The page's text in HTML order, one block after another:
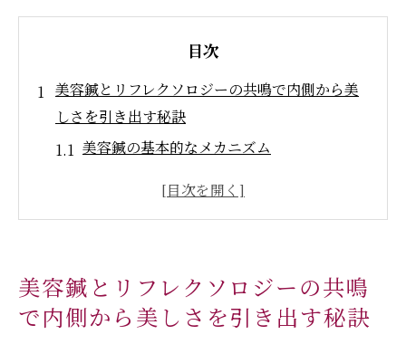
目次
美容鍼とリフレクソロジーの共鳴で内側から美
しさを引き出す秘訣
美容鍼の基本的なメカニズム
美容鍼とリフレクソロジーの組み合わせの
利点
美容鍼とリフレクソロジーの共鳴
で内側から美しさを引き出す秘訣